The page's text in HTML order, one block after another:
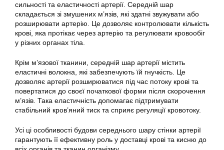
сильності та еластичності артерії. Середній шар
складається зі змушених м’язів, які здатні звужувати або
розширювати артерію. Це дозволяє контролювати кількість
крові, яка протікає через артерію та регулювати кровообіг
у різних органах тіла.
Крім м’язової тканини, середній шар артерії містить
еластичні волокна, які забезпечують їй гнучкість. Це
дозволяє артерії розширюватися під час потоку крові та
повертатися до своєї початкової форми після скорочення
м’язів. Така еластичність допомагає підтримувати
стабільний кров’яний тиск та сприяє регуляції кровотоку.
Усі ці особливості будови середнього шару стінки артерії
гарантують її ефективну роль у доставці крові та кисню до